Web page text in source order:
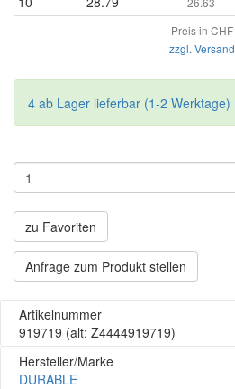
Preis in CHF
zzgl. Versand
4 ab Lager lieferbar (1-2 Werktage)
zu Favoriten
Anfrage zum Produkt stellen
Artikelnummer
919719 (alt: Z4444919719)
Hersteller/Marke
DURABLE